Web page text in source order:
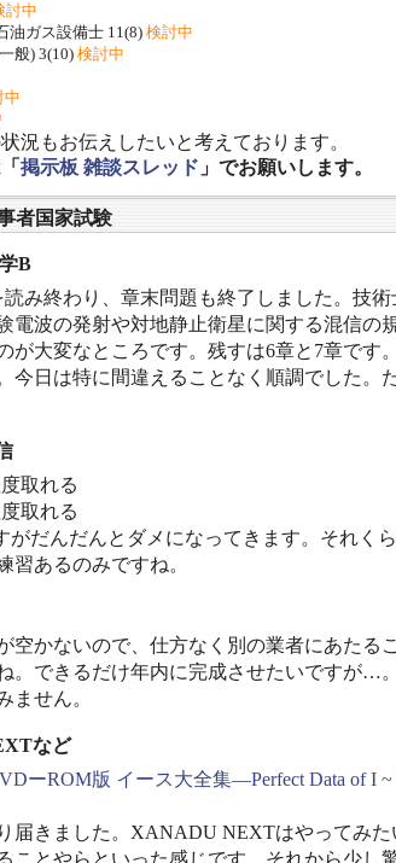
討中
油ガス設備士 11(8)検討中
般) 3(10)検討中
中
況もお伝えしたいと考えております。
掲示板 雑談スレッド 」でお願いします。
者国家試験
B
み終わり、章末問題も終了しました。技
電波の発射や対地静止衛星に関する混信
が大変なところです。残すは6章と7章です
今日は特に間違えることなく順調でした
取れる
取れる
がだんだんとダメになってきます。それく
習あるのみですね。
空かないので、仕方なく別の業者にあた
。できるだけ年内に完成させたいですが…
ません。
など
ーROM版 イース大全集—Perfect Data of I
届きました。XANADU NEXTはやってみた
ことやらといった感じです。それから少し